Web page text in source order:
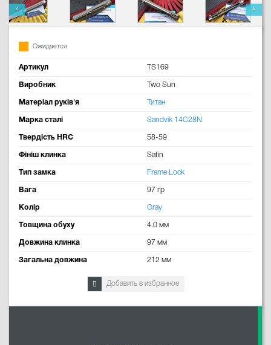
Ожидается
Артикул TS169
Виробник Two Sun
Матеріал руків'я Титан
Марка сталі Sandvik 14C28N
Твердість HRC 58-59
Фініш клинка Satin
Тип замка Frame Lock
Вага 97 гр
Колір Gray
Товщина обуху 4.0 мм
Довжина клинка 97 мм
Загальна довжина 212 мм
Добавить в избранное